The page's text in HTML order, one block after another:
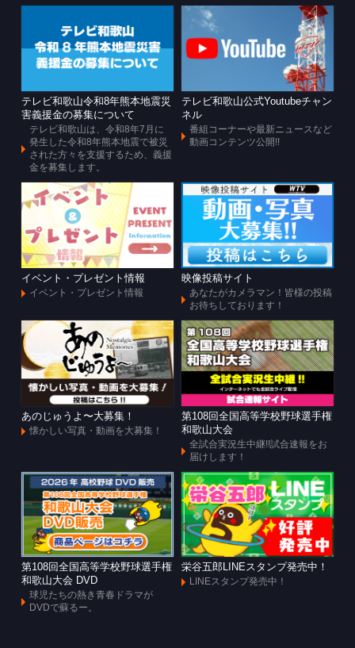
テレビ和歌山令和8年熊本地震災
害義援金の募集について
テレビ和歌山は、令和8年7月に
発生した令和8年熊本地震で被災
された方々を支援するため、義援
金を募集します。
テレビ和歌山公式Youtubeチャン
ネル
番組コーナーや最新ニュースなど
動画コンテンツ公開!!
イベント・プレゼント情報
イベント・プレゼント情報
映像投稿サイト
あなたがカメラマン！皆様の投稿
お待ちしております！
あのじゅうよ〜大募集！
懐かしい写真・動画を大募集！
第108回全国高等学校野球選手権
和歌山大会
全試合実況生中継!!試合速報をお
届けします！
第108回全国高等学校野球選手権
和歌山大会 DVD
球児たちの熱き青春ドラマが
DVDで蘇るー。
栄谷五郎LINEスタンプ発売中！
LINEスタンプ発売中！